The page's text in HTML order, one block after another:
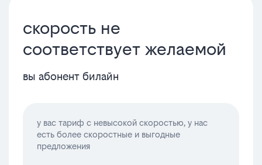
скорость не
соответствует желаемой
вы абонент билайн
у вас тариф с невысокой скоростью, у нас
есть более скоростные и выгодные
предложения